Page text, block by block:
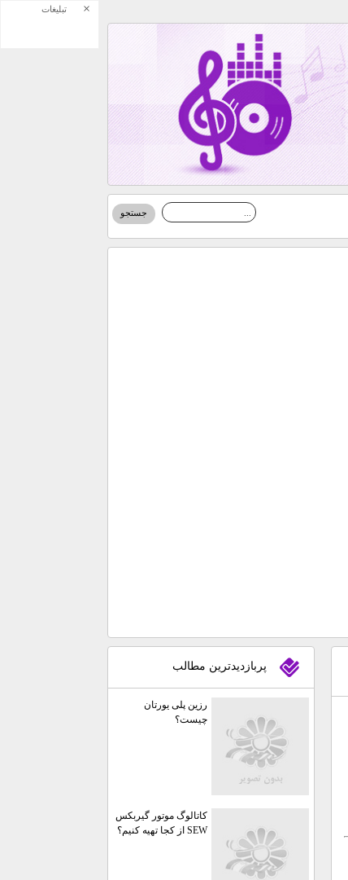
پربازديدترين مطالب
رزین پلی یورتان
چیست؟
کاتالوگ موتور گیربکس
SEW از کجا تهیه کنیم؟
تبلیغات ×